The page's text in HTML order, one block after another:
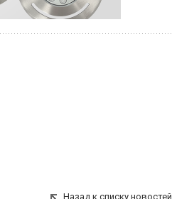
Назад к списку новостей